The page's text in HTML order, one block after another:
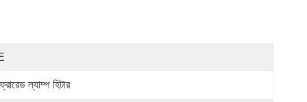
ল্যাম্প হিটার